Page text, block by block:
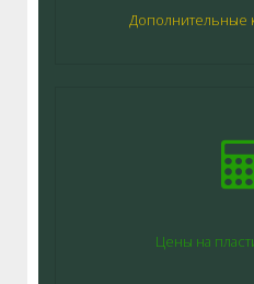
Дополнительные
Цены на